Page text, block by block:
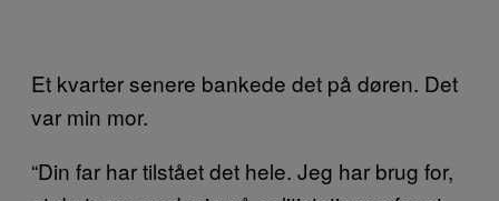
Et kvarter senere bankede det på døren. Det
var min mor.
“Din far har tilstået det hele. Jeg har brug for,